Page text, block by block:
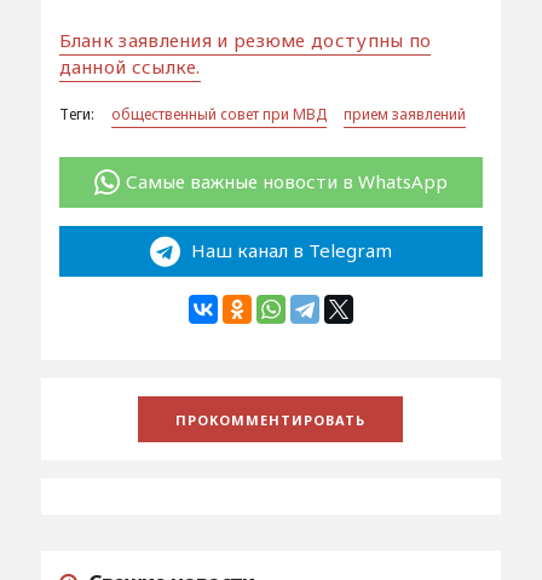
Бланк заявления и резюме доступны по
данной ссылке.
Теги: общественный совет при МВД прием заявлений
Самые важные новости в WhatsApp
Наш канал в Telegram